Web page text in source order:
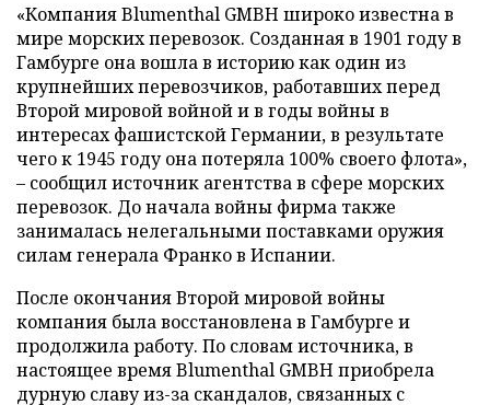
«Компания Blumenthal GMBH широко известна в
мире морских перевозок. Созданная в 1901 году в
Гамбурге она вошла в историю как один из
крупнейших перевозчиков, работавших перед
Второй мировой войной и в годы войны в
интересах фашистской Германии, в результате
чего к 1945 году она потеряла 100% своего флота»,
– сообщил источник агентства в сфере морских
перевозок. До начала войны фирма также
занималась нелегальными поставками оружия
силам генерала Франко в Испании.
После окончания Второй мировой войны
компания была восстановлена в Гамбурге и
продолжила работу. По словам источника, в
настоящее время Blumenthal GMBH приобрела
дурную славу из-за скандалов, связанных с